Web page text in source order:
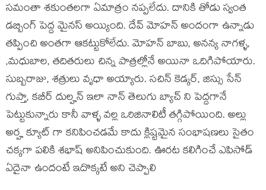
సమంతా శకుంతలగా ఏమాత్రం నప్పలేదు. దానికి తోడు స్వంత
డబ్బింగ్ పెద్ద మైనస్ అయ్యింది. దేవ్ మోహన్ అందంగా ఉన్నాడు
తప్పించి అంతగా ఆకట్టుకోలేదు. మోహన్ బాబు, అనన్య నాగళ్ళ,
,మధుబాల, తదితరులు చిన్న పాత్రల్లోనే అయినా ఒదిగిపోయారు.
సుబ్బరాజు, శత్రులు వృధా అయ్యారు. సచిన్ కెడ్కర్, జిస్సు సేన్
గుప్తా, కబీర్ దుల్హన్ ఇలా నాన్ తెలుగు బ్యాచ్ ని పెద్దగానే
పెట్టుకున్నారు కానీ వాళ్ళ వల్ల ఒరిజినాలిటీ తగ్గిపోయింది. అల్లు
అర్హ క్యూట్ గా కనిపించడమే కాదు క్లిష్టమైన సంభాషణలు సైతం
చక్కగా పలికి శభాష్ అనిపించుకుంది. ఊరట కలిగించే ఎపిసోడ్
ఏదైనా ఉందంటే ఇదొక్కటే అని చెప్పాలి